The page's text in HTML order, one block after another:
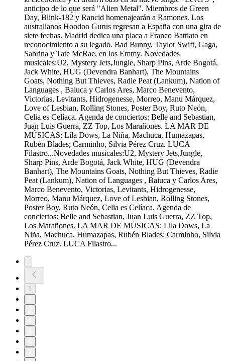
anticipo de lo que será "Alien Metal". Miembros de Green
Day, Blink-182 y Rancid homenajearán a Ramones. Los
australianos Hoodoo Gurus regresan a España con una gira de
siete fechas. Madrid dedica una placa a Franco Battiato en
reconocimiento a su legado. Bad Bunny, Taylor Swift, Gaga,
Sabrina y Tate McRae, en los Emmy. Novedades
musicales:U2, Mystery Jets,Jungle, Sharp Pins, Arde Bogotá,
Jack White, HUG (Devendra Banhart), The Mountains
Goats, Nothing But Thieves, Radie Peat (Lankum), Nation of
Languages , Baiuca y Carlos Ares, Marco Benevento,
Victorias, Levitants, Hidrogenesse, Morreo, Manu Márquez,
Love of Lesbian, Rolling Stones, Poster Boy, Ruto Neón,
Celia es Celíaca. Agenda de conciertos: Belle and Sebastian,
Juan Luis Guerra, ZZ Top, Los Marañones. LA MAR DE
MÚSICAS: Lila Dows, La Niña, Machuca, Humazapas,
Rubén Blades; Carminho, Silvia Pérez Cruz. LUCA
Filastro...Novedades musicales:U2, Mystery Jets,Jungle,
Sharp Pins, Arde Bogotá, Jack White, HUG (Devendra
Banhart), The Mountains Goats, Nothing But Thieves, Radie
Peat (Lankum), Nation of Languages , Baiuca y Carlos Ares,
Marco Benevento, Victorias, Levitants, Hidrogenesse,
Morreo, Manu Márquez, Love of Lesbian, Rolling Stones,
Poster Boy, Ruto Neón, Celia es Celíaca. Agenda de
conciertos: Belle and Sebastian, Juan Luis Guerra, ZZ Top,
Los Marañones. LA MAR DE MÚSICAS: Lila Dows, La
Niña, Machuca, Humazapas, Rubén Blades; Carminho, Silvia
Pérez Cruz. LUCA Filastro...
1